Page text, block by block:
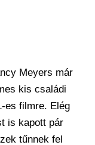
Meyers már
kis családi
es filmre. Elég
is kapott pár
tűnnek fel